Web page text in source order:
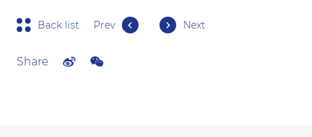
Back list Prev Next
Share